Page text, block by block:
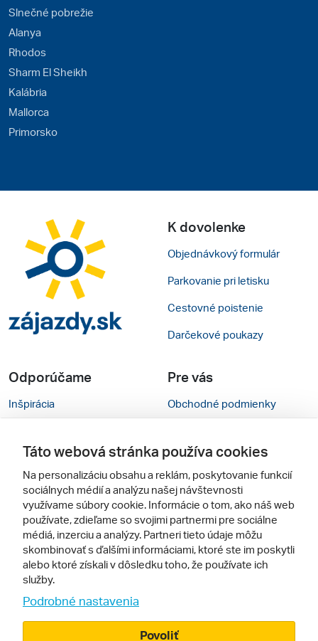
Slnečné pobrežie
Alanya
Rhodos
Sharm El Sheikh
Kalábria
Mallorca
Primorsko
K dovolenke
Objednávkový formulár
Parkovanie pri letisku
Cestovné poistenie
Darčekové poukazy
Odporúčame
Inšpirácia
Cestovné kancelárie
Zájezdy.cz
Pre vás
Obchodné podmienky
Nastavenie cookies
Mobilná verzia webu
Sledujte nás
Táto webová stránka používa cookies
Na personalizáciu obsahu a reklám, poskytovanie funkcií
sociálnych médií a analýzu našej návštevnosti
využívame súbory cookie. Informácie o tom, ako náš web
používate, zdieľame so svojimi partnermi pre sociálne
médiá, inzerciu a analýzy. Partneri tieto údaje môžu
skombinovať s ďalšími informáciami, ktoré ste im poskytli
alebo ktoré získali v dôsledku toho, že používate ich
služby.
Podrobné nastavenia
Povoliť